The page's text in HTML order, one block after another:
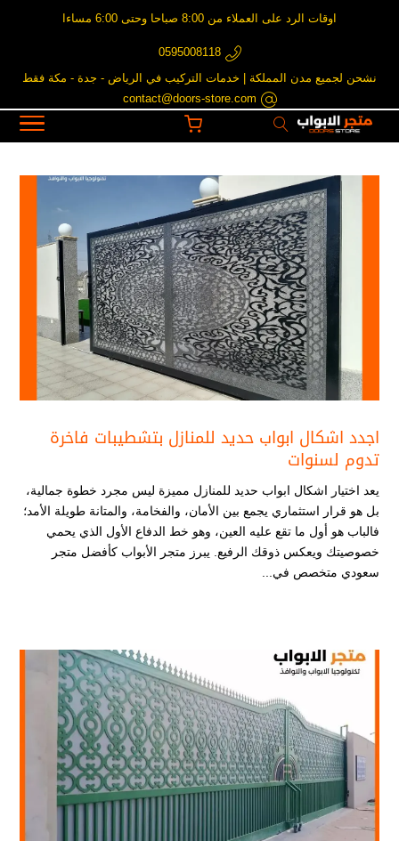
اوقات الرد على العملاء من 8:00 صباحا وحتى 6:00 مساءا
0595008118
نشحن لجميع مدن المملكة | خدمات التركيب في الرياض - جدة - مكة فقط
contact@doors-store.com
اجدد اشكال ابواب حديد للمنازل بتشطيبات فاخرة
تدوم لسنوات
يعد اختيار اشكال ابواب حديد للمنازل مميزة ليس مجرد خطوة جمالية،
بل هو قرار استثماري يجمع بين الأمان، والفخامة، والمتانة طويلة الأمد؛
فالباب هو أول ما تقع عليه العين، وهو خط الدفاع الأول الذي يحمي
خصوصيتك ويعكس ذوقك الرفيع. يبرز متجر الأبواب كأفضل متجر
سعودي متخصص في...